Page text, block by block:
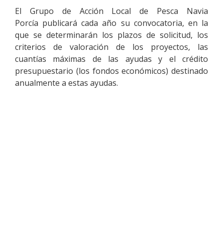
El Grupo de Acción Local de Pesca Navia
Porcía publicará cada año su convocatoria, en la
que se determinarán los plazos de solicitud, los
criterios de valoración de los proyectos, las
cuantías máximas de las ayudas y el crédito
presupuestario (los fondos económicos) destinado
anualmente a estas ayudas.